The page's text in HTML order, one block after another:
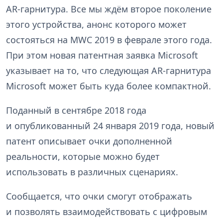
AR-гарнитура. Все мы ждём второе поколение
этого устройства, анонс которого может
состояться на MWC 2019 в феврале этого года.
При этом новая патентная заявка Microsoft
указывает на то, что следующая AR-гарнитура
Microsoft может быть куда более компактной.
Поданный в сентябре 2018 года
и опубликованный 24 января 2019 года, новый
патент описывает очки дополненной
реальности, которые можно будет
использовать в различных сценариях.
Сообщается, что очки смогут отображать
и позволять взаимодействовать с цифровым